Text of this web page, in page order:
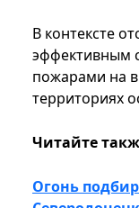
В контексте
эффективным
пожарами на
территориях
Читайте
Огонь